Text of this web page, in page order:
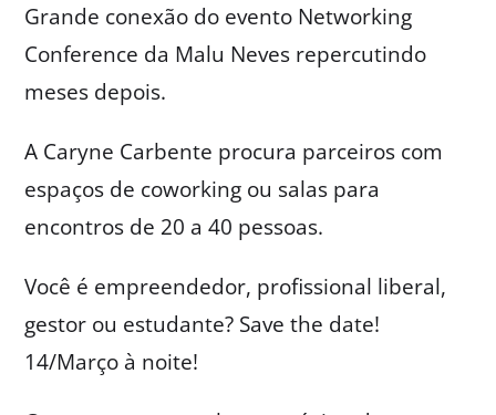
Grande conexão do evento Networking
Conference da Malu Neves repercutindo
meses depois.
A Caryne Carbente procura parceiros com
espaços de coworking ou salas para
encontros de 20 a 40 pessoas.
Você é empreendedor, profissional liberal,
gestor ou estudante? Save the date!
14/Março à noite!